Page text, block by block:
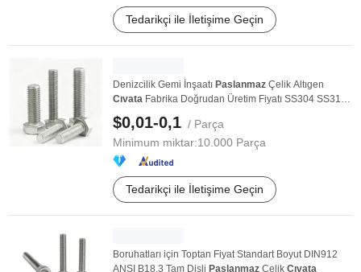
Tedarikçi ile İletişime Geçin
Denizcilik Gemi İnşaatı Paslanmaz Çelik Altıgen
Cıvata Fabrika Doğrudan Üretim Fiyatı SS304 SS316
A4 ...
$0,01-0,1 / Parça
Minimum miktar:10.000 Parça
Tedarikçi ile İletişime Geçin
Boruhatları için Toptan Fiyat Standart Boyut DIN912
ANSI B18.3 Tam Dişli Paslanmaz Çelik Cıvata